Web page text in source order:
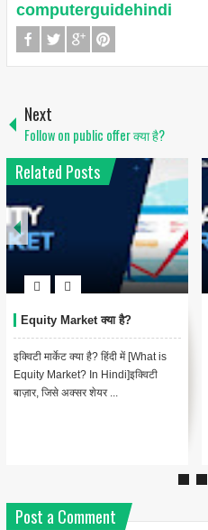
computerguidehindi
Next
Follow on public offer क्या है?
Related Posts
Equity Market क्या है?
इक्विटी मार्केट क्या है? हिंदी में [What is
Equity Market? In Hindi]इक्विटी
बाज़ार, जिसे अक्सर शेयर ...
Post a Comment